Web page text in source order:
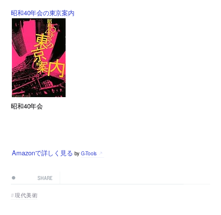
昭和40年会の東京案内
昭和40年会
Amazonで詳しく見る by G-Tools
SHARE
現代美術